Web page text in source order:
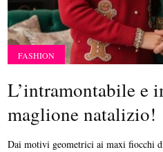
FASHION
L’intramontabile e
maglione natalizio!
Dai motivi geometrici ai maxi fiocchi